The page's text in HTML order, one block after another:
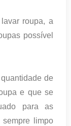
roupa, a
possível
de
e que se
para as
sempre limpo